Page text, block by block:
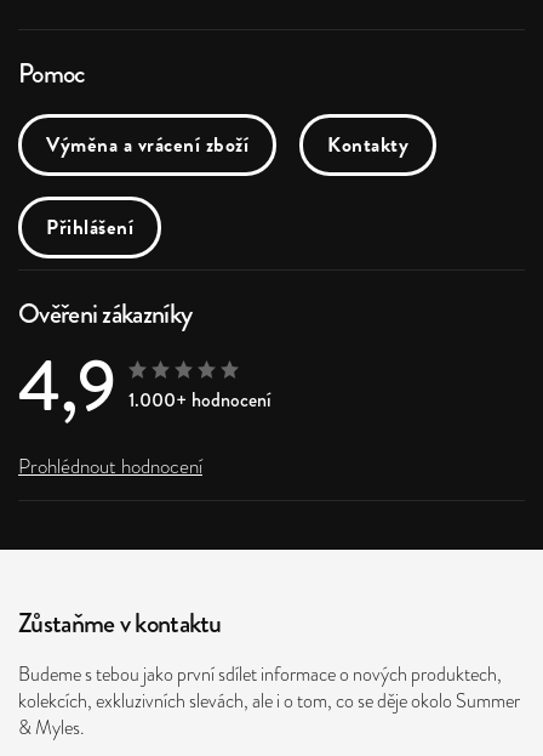
Pomoc
Výměna a vrácení zboží Kontakty
Přihlášení
Ověřeni zákazníky
4,9 1.000+ hodnocení
Prohlédnout hodnocení
Zůstaňme v kontaktu
Budeme s tebou jako první sdílet informace o nových produktech,
kolekcích, exkluzivních slevách, ale i o tom, co se děje okolo Summer
& Myles.